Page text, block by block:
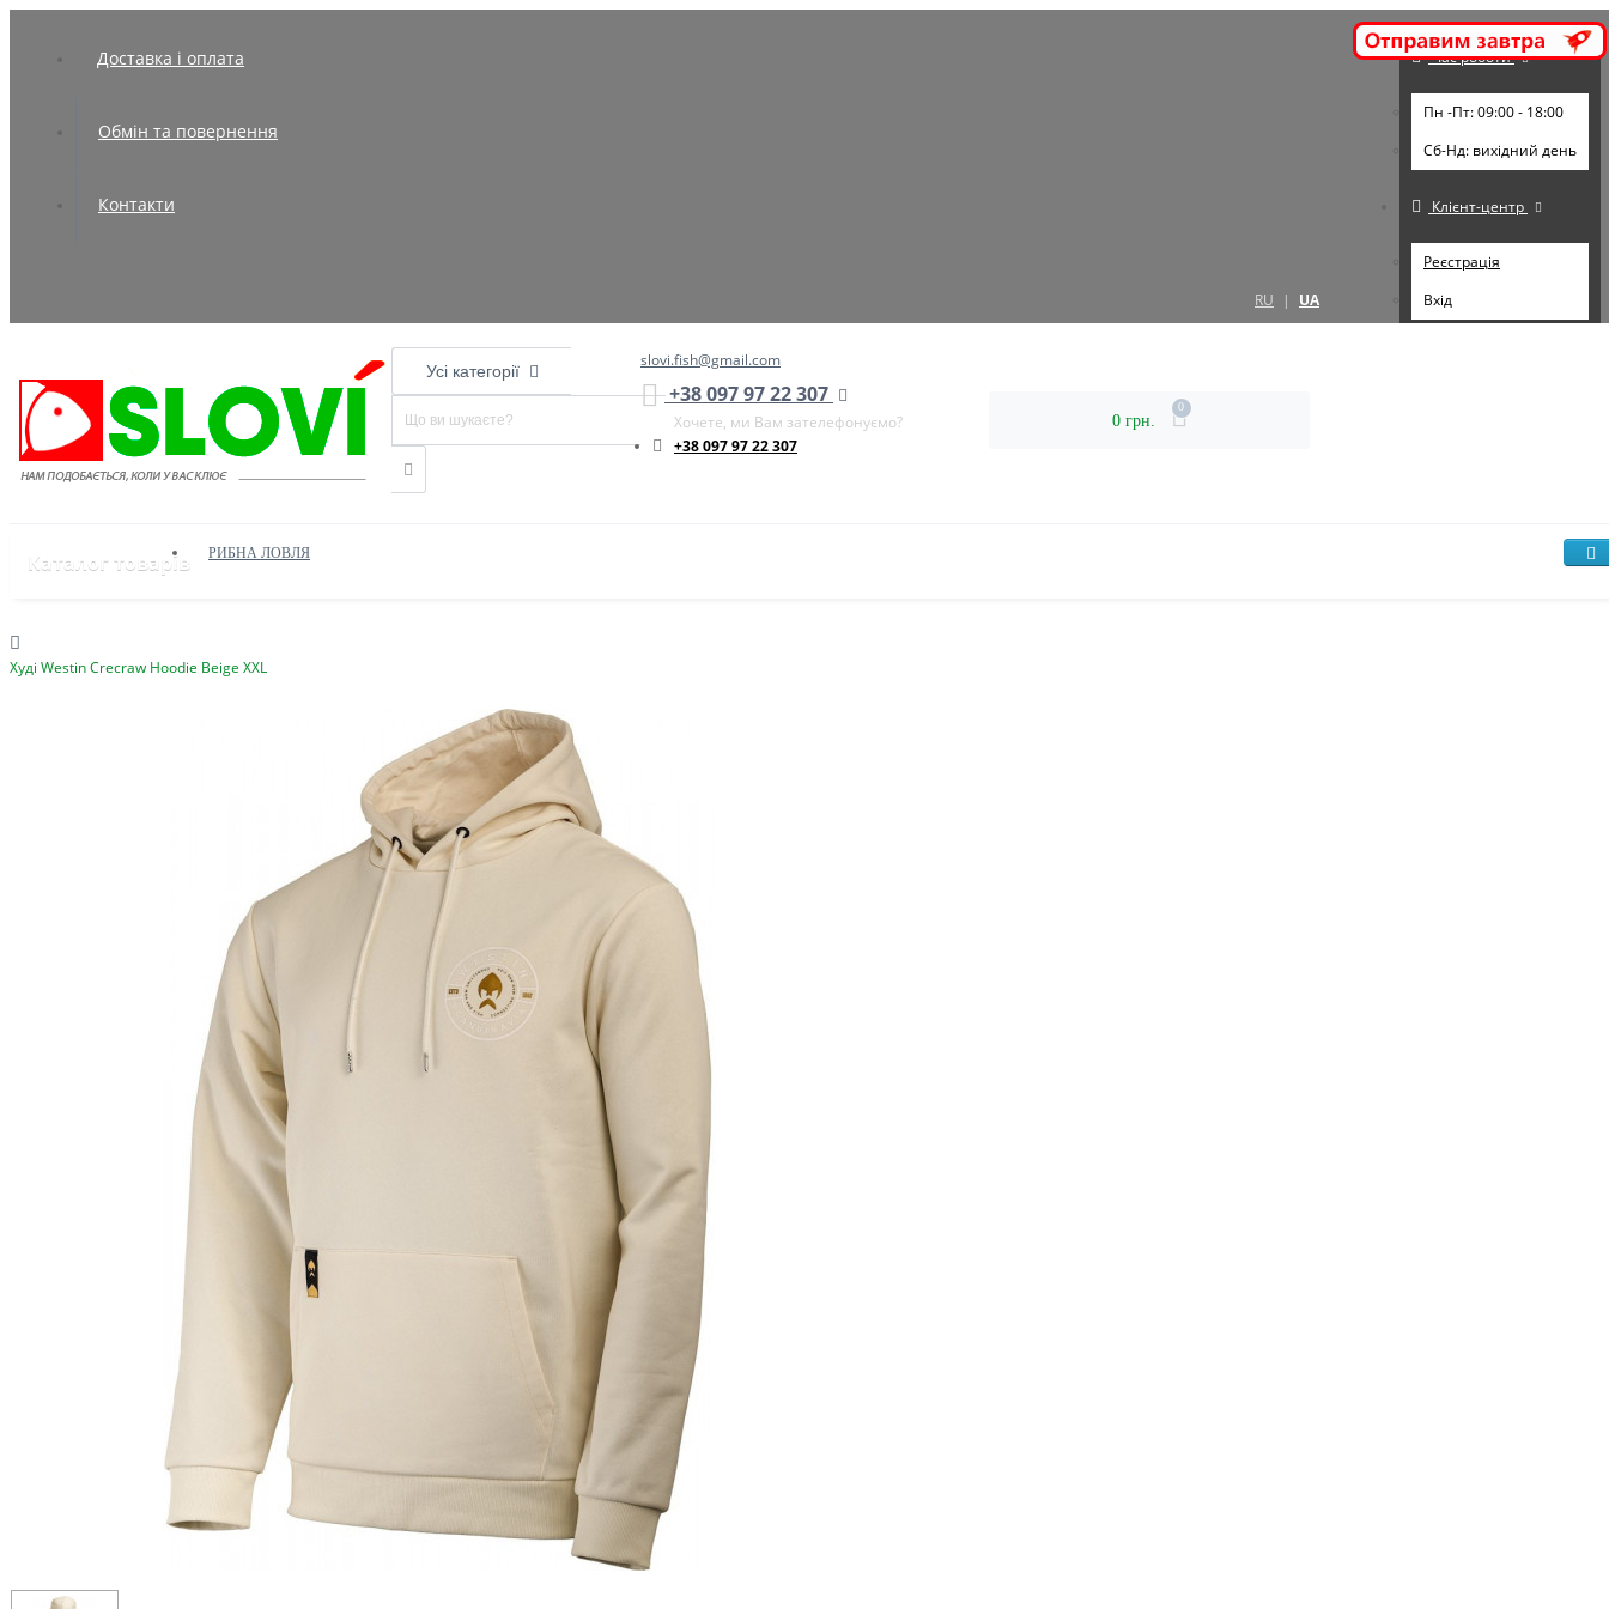
Доставка і оплата
Обмін та повернення
Контакти
RU | UA
Час роботи
Пн -Пт: 09:00 - 18:00
Cб-Нд: вихідний день
Клієнт-центр
Реєстрація
Вхід
Усі категорії
slovi.fish@gmail.com
+38 097 97 22 307
Хочете, ми Вам зателефонуємо?
+38 097 97 22 307
0 грн.
0
Каталог товарів РИБНА ЛОВЛЯ
Худі Westin Crecraw Hoodie Beige XXL